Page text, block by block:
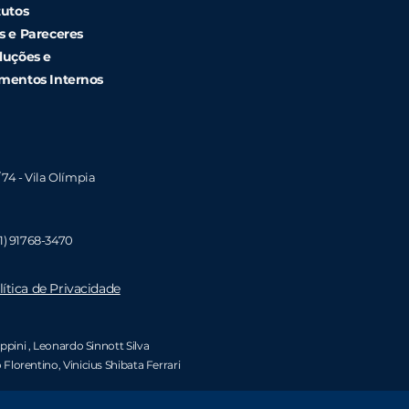
e Pareceres
e
Internos
74 - Vila Olímpia
91768-3470
de Privacidade
, Leonardo Sinnott Silva
Florentino, Vinicius Shibata Ferrari